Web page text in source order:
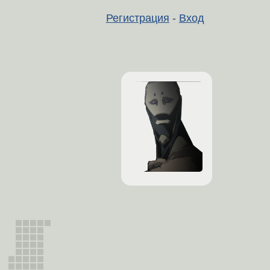
Регистрация - Вход